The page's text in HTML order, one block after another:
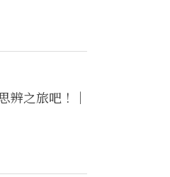
辨之旅吧！｜